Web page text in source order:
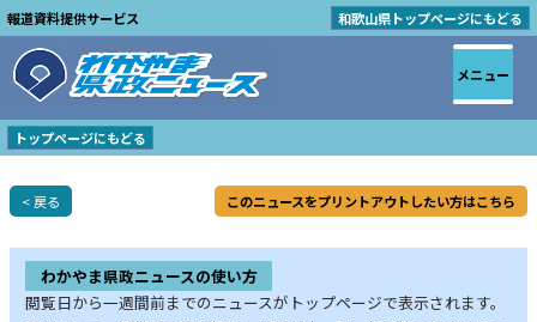
報道資料提供サービス 和歌山県トップページにもどる
トップページにもどる
< 戻る このニュースをプリントアウトしたい方はこちら
わかやま県政ニュースの使い方
閲覧日から一週間前までのニュースがトップページで表示されます。
メニュー